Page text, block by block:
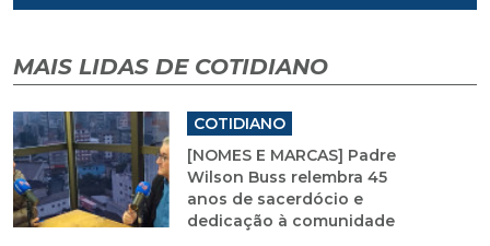
MAIS LIDAS DE COTIDIANO
COTIDIANO
[NOMES E MARCAS] Padre
Wilson Buss relembra 45
anos de sacerdócio e
dedicação à comunidade